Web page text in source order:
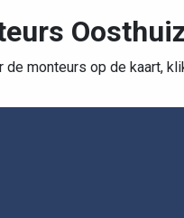
de monteurs op de kaart,